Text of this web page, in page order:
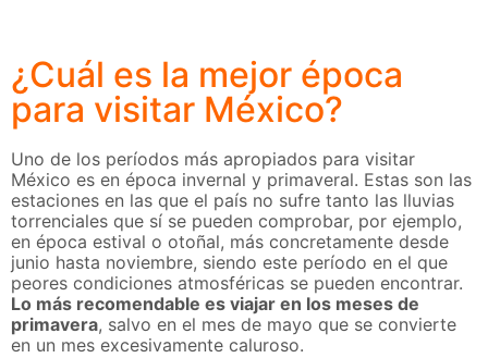
¿Cuál es la mejor época
para visitar México?
Uno de los períodos más apropiados para visitar
México es en época invernal y primaveral. Estas son las
estaciones en las que el país no sufre tanto las lluvias
torrenciales que sí se pueden comprobar, por ejemplo,
en época estival o otoñal, más concretamente desde
junio hasta noviembre, siendo este período en el que
peores condiciones atmosféricas se pueden encontrar.
Lo más recomendable es viajar en los meses de
primavera, salvo en el mes de mayo que se convierte
en un mes excesivamente caluroso.